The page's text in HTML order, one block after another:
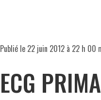
Publié le 22 juin 2012 à 22 h 00
ECG PRIMA